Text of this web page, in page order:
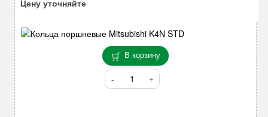
В корзину
Количество
товара
Цену уточняйте